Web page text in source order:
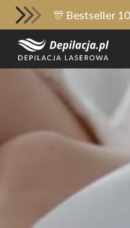
🎊 Bestseller